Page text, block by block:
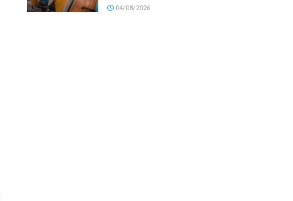
04/08/2026